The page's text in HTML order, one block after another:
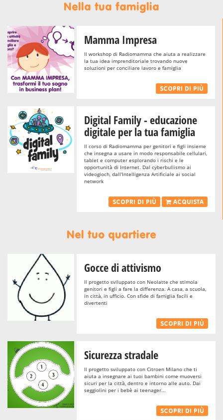
Nella tua famiglia
Mamma Impresa
Il workshop di Radiomamma che aiuta a realizzare
la tua idea imprenditoriale trovando nuove
soluzioni per conciliare lavoro e famiglia
SCOPRI DI PIÙ
Digital Family - educazione
digitale per la tua famiglia
Il corso di Radiomamma per genitori e figli insieme
che insegna a usare in modo responsabile cellulari,
tablet e computer esplorando i rischi e le
opportunità di Internet. Dal cyberbullismo ai
videogioch, dall'Intelligenza Artificiale ai social
network
SCOPRI DI PIÙ ACQUISTA
Nel tuo quartiere
Gocce di attivismo
Il progetto sviluppato con Neolatte che stimola
genitori e figli a fare la differenza. A casa, a scuola,
in città, in ufficio. Con sfide di famiglia facili e
divertenti
SCOPRI DI PIÙ
Sicurezza stradale
Il progetto sviluppato con Citroen Milano che ti
aiuta a insegnare ai tuoi bambini come muoversi
sicuri per la città, dentro e intorno alle auto. Dai
seggiolini per i bebè ai teenager...
SCOPRI DI PIÙ